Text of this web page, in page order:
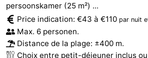
persoonskamer (25 m²) ...
Price indication: €43 à €110 par nuit
Max. 6 personen.
Distance de la plage: ±400 m.
Choix entre petit-déjeuner inclus